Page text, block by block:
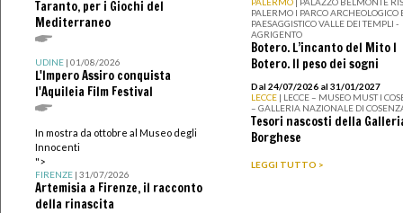
Taranto, per i Giochi del
Mediterraneo
UDINE| 01/08/2026
L'Impero Assiro conquista
l'Aquileia Film Festival
In mostra da ottobre al Museo degli
Innocenti
">
FIRENZE| 31/07/2026
Artemisia a Firenze, il racconto
della rinascita
PALERMO I PARCO ARCHEOLOGICO
PAESAGGISTICO VALLE DEI TEMPLI -
AGRIGENTO
Botero. L’incanto del Mito I
Botero. Il peso dei sogni
Dal 24/07/2026 al 31/01/2027
LECCE | LECCE – MUSEO MUST I
– GALLERIA NAZIONALE DI
Tesori nascosti della
Borghese
LEGGI TUTTO >